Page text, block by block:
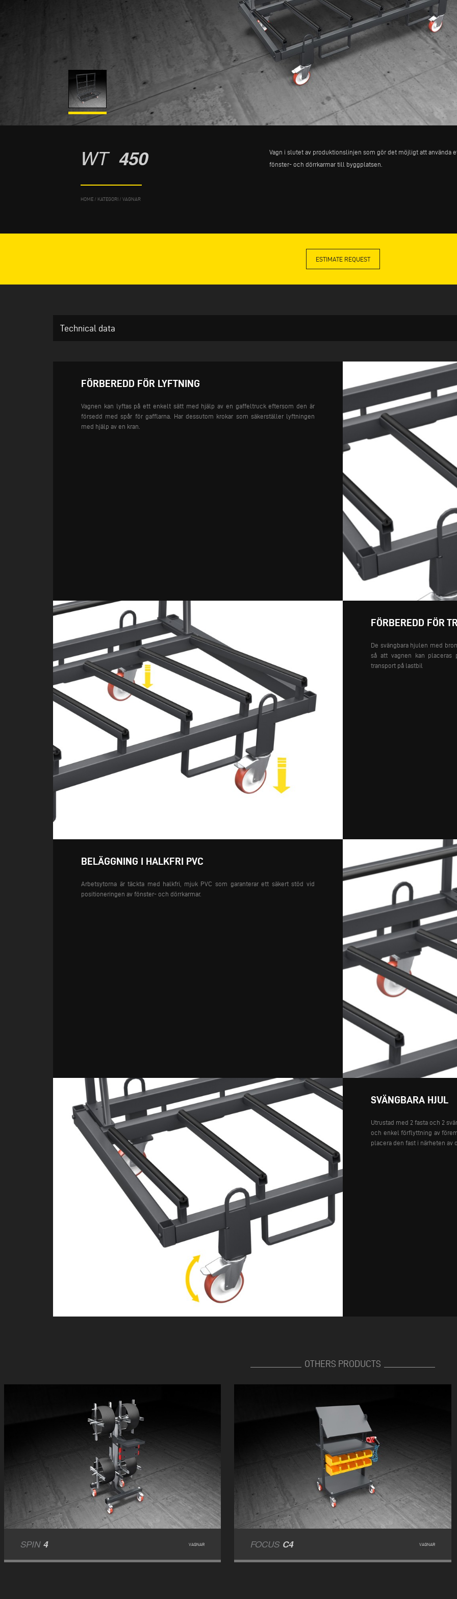
WT 450
HOME/ KATEGORI / VAGNAR
Vagn i slutet av produktionslinjen som gör det möjligt att använda
fönster- och dörrkarmar till byggplatsen.
ESTIMATE REQUEST
Technical data
FÖRBEREDD FÖR LYFTNING
Vagnen kan lyftas på ett enkelt sätt med hjälp av en gaffeltruck eftersom den är
försedd med spår för gafflarna. Har dessutom krokar som säkerställer lyftningen
med hjälp av en kran.
FÖRBEREDD FÖR
De svängbara hjulen med
så att vagnen kan placeras
transport på lastbil
BELÄGGNING I HALKFRI PVC
Arbetsytorna är täckta med halkfri, mjuk PVC som garanterar ett säkert stöd vid
positioneringen av fönster- och dörrkarmar.
SVÄNGBARA HJUL
Utrustad med 2 fasta och 2
och enkel förflyttning av
placera den fast i närheten av
OTHERS PRODUCTS
SPIN 4 VAGNAR FOCUS C4 VAGNAR